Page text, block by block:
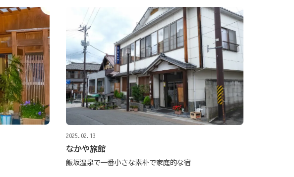
2025.02.13
なかや旅館
飯坂温泉で一番小さな素朴で家庭的な宿